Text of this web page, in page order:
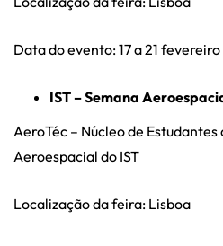
Data do evento: 17 a 21
IST – Semana
AeroTéc – Núcleo de
Aeroespacial do IST
Localização da feira: Lisboa